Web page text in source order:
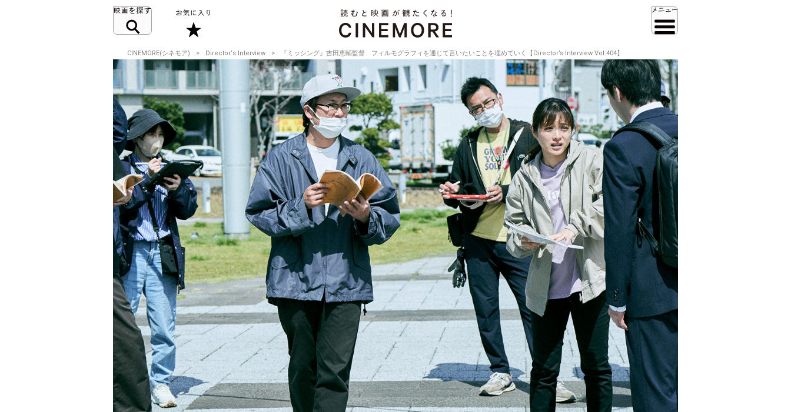
CINEMORE(シネモア) Director‘s Interview 『ミッシング』吉田恵輔監督 フィルモグラフィを通じて言いたいことを埋めていく【Director’s Interview Vol.404】